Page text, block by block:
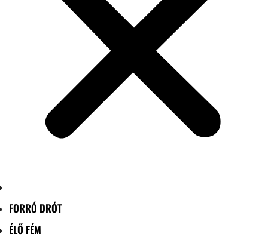
FORRÓ DRÓT
ÉLŐ FÉM